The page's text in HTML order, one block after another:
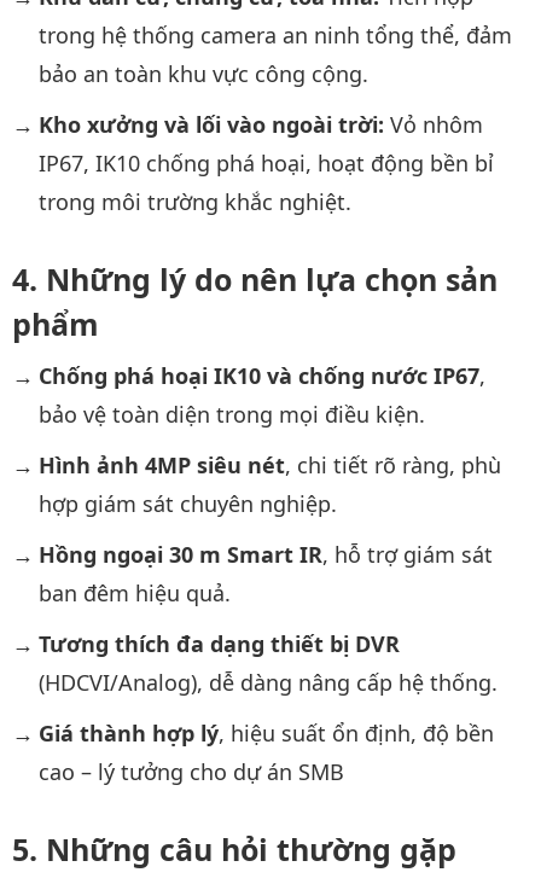
trong hệ thống camera an ninh tổng thể, đảm
bảo an toàn khu vực công cộng.
Kho xưởng và lối vào ngoài trời: Vỏ nhôm
IP67, IK10 chống phá hoại, hoạt động bền bỉ
trong môi trường khắc nghiệt.
Những lý do nên lựa chọn sản
phẩm
Chống phá hoại IK10 và chống nước IP67,
bảo vệ toàn diện trong mọi điều kiện.
Hình ảnh 4MP siêu nét, chi tiết rõ ràng, phù
hợp giám sát chuyên nghiệp.
Hồng ngoại 30 m Smart IR, hỗ trợ giám sát
ban đêm hiệu quả.
Tương thích đa dạng thiết bị DVR
(HDCVI/Analog), dễ dàng nâng cấp hệ thống.
Giá thành hợp lý, hiệu suất ổn định, độ bền
cao – lý tưởng cho dự án SMB
Những câu hỏi thường gặp